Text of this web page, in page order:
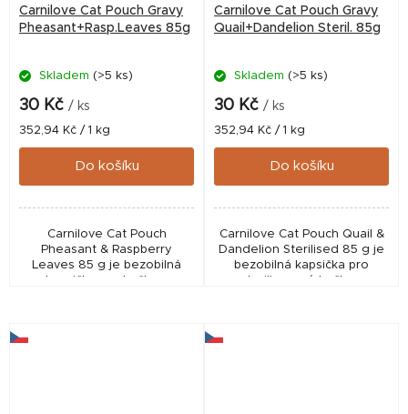
Carnilove Cat Pouch Gravy
Pheasant+Rasp.Leaves 85g
Skladem (>5 ks)
30 Kč / ks
Měrná
cena:
352,94 Kč / 1 kg
Do košíku
Carnilove Cat Pouch
Pheasant & Raspberry
Leaves 85 g je bezobilná
kapsička pro kočky s
Carnilove Cat Pouch Gravy
Quail+Dandelion Steril. 85g
Skladem (>5 ks)
30 Kč / ks
Měrná
cena:
352,94 Kč / 1 kg
Do košíku
Carnilove Cat Pouch Quail &
Dandelion Sterilised 85 g je
bezobilná kapsička pro
sterilizované kočky s